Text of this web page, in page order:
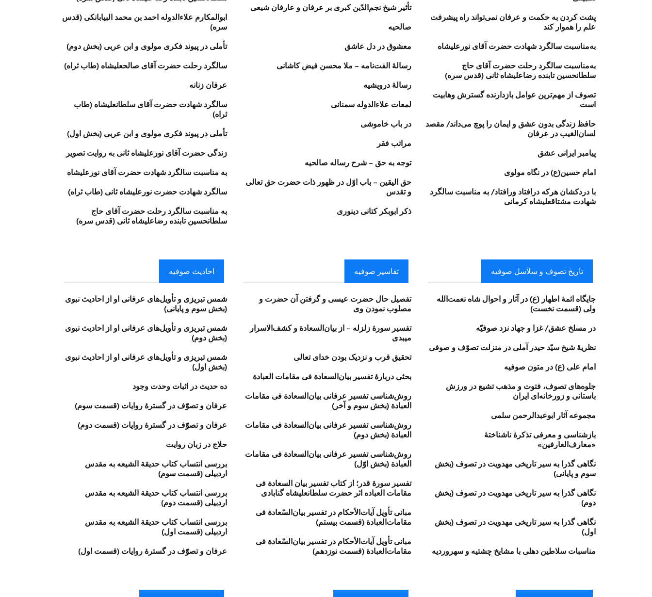
پشت کردن به حکمت و عرفان نمی‌تواند راه پیشرفت
علم را هموار کند
به‌مناسبت سالگرد شهادت حضرت آقای نورعليشاه
به‌مناسبت سالگرد رحلت حضرت آقای حاج
سلطانحسین تابنده رضاعلیشاه ثانی (قدس سره)
تصوف از مهم‌ترین عوامل بازدارنده گسترش وهابیت
است
حافظ زندگی بدون عشق و ایمان را پوچ می‌داند/ مقصد
لسان‌الغیب در عرفان
پیامبر ایرانی عشق
امام حسین(ع) در نگاه مولوی
با دردكشان هركه درافتاد ورافتاد/ به‌ مناسبت سالگرد
شهادت مشتاقعلیشاه كرمانى
تأثير شيخ نجم‏‌الدّين كبرى بر عرفان و عارفان شيعى
صالحیه
معشوق در دل عاشق
رسالهٔ الفت‌‏نامه‏ – ملا محسن فیض کاشانی
رسالهٔ درویشیه
لمعات علاءالدوله‏ سمنانی
در باب خاموشی
مراتب فقر
توجه به حق – شرح رساله صالحیه
حق اليقين – باب اوّل در ظهور ذات حضرت حق‌ تعالى
و تقدس
ذکر ابوبکر کتانى دینوری
ابوالمکارم علاءالدوله احمد بن محمد البیابانکى (قدس
سره)‏
تأملى در پیوند فکرى مولوى و ابن‌ عربى (بخش دوم)
سالگرد رحلت حضرت آقای صالحعلیشاه (طاب ثراه)
عرفان زنانه
سالگرد شهادت حضرت آقای سلطانعلیشاه (طاب
ثراه)
تأملى در پیوند فکرى مولوى و ابن‌ عربى (بخش اول)
زندگی حضرت آقای نورعلیشاه ثانی به روایت تصویر
به مناسبت سالگرد شهادت حضرت آقای نورعليشاه
سالگرد شهادت حضرت نورعلیشاه ثانی (طاب ثراه)
به‌ مناسبت سالگرد رحلت حضرت آقای حاج
سلطانحسین تابنده رضاعلیشاه ثانی (قدس سره)
تاریخ تصوف و سلاسل صوفیه
جایگاه ائمۀ اطهار (ع) در آثار و احوال شاه نعمت‌الله
ولی (قسمت نخست)
در مسلخِ عشق/ غزا و جهاد نزد صوفیّه
نظريهٔ شيخ سيّد حيدر آملى در منزلت تصوّف و صوفى
امام علی (ع) در متون صوفیه
جلوه‌های تصوف، فتوت و مذهب تشیع در ورزش
باستانی و زورخانه‌ای ایران
مجموعه آثار ابوعبدالرحمن سلمی
بازشناسی و معرفی تذکرهٔ ناشناختهٔ
«معارف‌العارفین»
نگاهی گذرا به سير تاريخی مهدويت در تصوف (بخش
سوم و پایانی)
نگاهی گذرا به سير تاريخی مهدويت در تصوف (بخش
دوم)
نگاهی گذرا به سير تاريخی مهدويت در تصوف (بخش
اول)
مناسبات سلاطین دهلی با مشایخ چشتیه و سهروردیه
تفاسیر صوفیه​
تفصیل حال حضرت عیسى و گرفتن آن حضرت و
مصلوب نمودن وى
تفسیر سورهٔ زلزله – از بیان‌السعادة و کشف‌الاسرار
میبدی
تحقيق قرب و نزديک بودن خداى تعالی
بحثی دربارهٔ تفسیر بیان‌السعادة فی مقامات العبادة
روش‌شناسی تفسیر عرفانی بیان‌السعادة فی مقامات
العبادة (بخش سوم و آخر)
روش‌شناسی تفسیر عرفانی بیان‌السعادة فی مقامات
العبادة (بخش دوم)
روش‌شناسی تفسیر عرفانی بیان‌السعادة فی مقامات
العبادة (بخش اوّل)
تفسیر سورهٔ قدر؛ از کتاب تفسیر بیان‌ السعادة فی
مقامات العباده اثر حضرت سلطانعلیشاه گنابادی
مبانی تأویل آیات‌الأحکام در تفسیر بیان‌السّعادة فی
مقامات‌العبادة (قسمت بیستم)
مبانی تأویل آیات‌الأحکام در تفسیر بیان‌السّعادة فی
مقامات‌العبادة (قسمت نوزدهم)
احادیث صوفیه
شمس تبریزی و تأویل‌های عرفانی او از احادیث نبوی
(بخش سوم و پایانی)
شمس تبریزی و تأویل‌های عرفانی او از احادیث نبوی
(بخش دوم)
شمس تبریزی و تأویل‌های عرفانی او از احادیث نبوی
(بخش اول)
ده حدیث در اثبات وحدت وجود
عرفان و تصوّف در گسترهٔ روایات (قسمت سوم)
عرفان و تصوّف در گسترهٔ روایات (قسمت دوم)
حلاج در زبان روايت
بررسی انتساب کتاب حدیقة الشیعه به مقدس
اردبیلی (قسمت سوم)
بررسی انتساب کتاب حدیقة الشیعه به مقدس
اردبیلی (قسمت دوم)
بررسی انتساب کتاب حدیقة الشیعه به مقدس
اردبیلی (قسمت اول)
عرفان و تصوّف در گسترهٔ روایات (قسمت اول)